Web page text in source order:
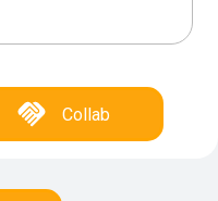
Collab